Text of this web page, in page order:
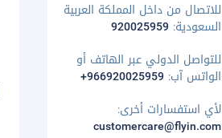
للاتصال من داخل المملكة العربية
السعودية: 920025959
للتواصل الدولي عبر الهاتف أو
الواتس آب: +966920025959
لأي استفسارات أخرى:
customercare@flyin.com